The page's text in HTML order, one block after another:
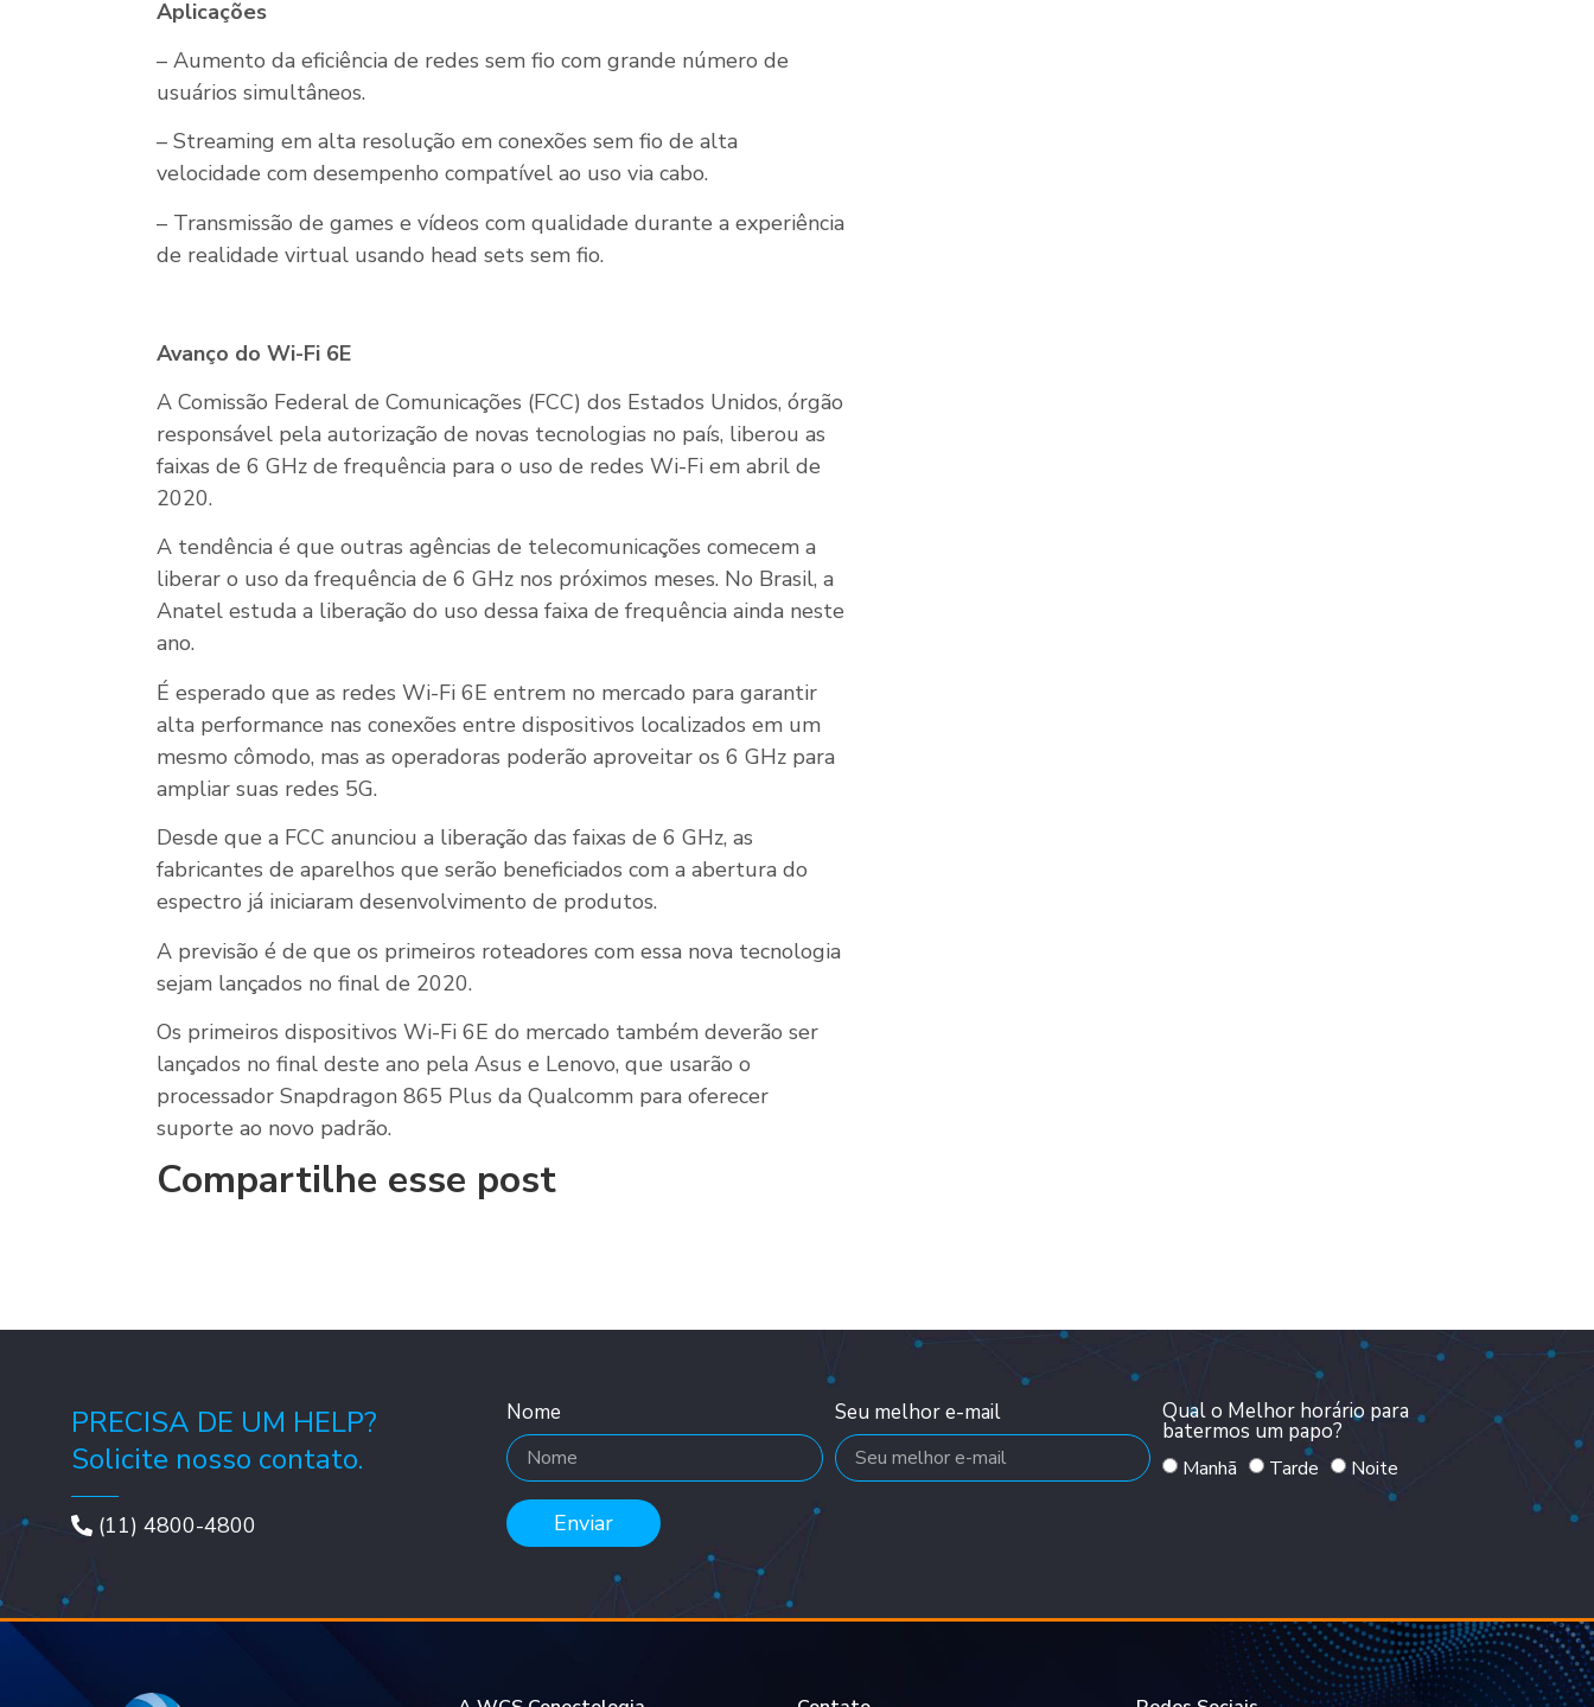
Aplicações
– Aumento da eficiência de redes sem fio com grande número de
usuários simultâneos.
– Streaming em alta resolução em conexões sem fio de alta
velocidade com desempenho compatível ao uso via cabo.
– Transmissão de games e vídeos com qualidade durante a experiência
de realidade virtual usando head sets sem fio.
Avanço do Wi-Fi 6E
A Comissão Federal de Comunicações (FCC) dos Estados Unidos, órgão
responsável pela autorização de novas tecnologias no país, liberou as
faixas de 6 GHz de frequência para o uso de redes Wi-Fi em abril de
2020.
A tendência é que outras agências de telecomunicações comecem a
liberar o uso da frequência de 6 GHz nos próximos meses. No Brasil, a
Anatel estuda a liberação do uso dessa faixa de frequência ainda neste
ano.
É esperado que as redes Wi-Fi 6E entrem no mercado para garantir
alta performance nas conexões entre dispositivos localizados em um
mesmo cômodo, mas as operadoras poderão aproveitar os 6 GHz para
ampliar suas redes 5G.
Desde que a FCC anunciou a liberação das faixas de 6 GHz, as
fabricantes de aparelhos que serão beneficiados com a abertura do
espectro já iniciaram desenvolvimento de produtos.
A previsão é de que os primeiros roteadores com essa nova tecnologia
sejam lançados no final de 2020.
Os primeiros dispositivos Wi-Fi 6E do mercado também deverão ser
lançados no final deste ano pela Asus e Lenovo, que usarão o
processador Snapdragon 865 Plus da Qualcomm para oferecer
suporte ao novo padrão.
Compartilhe esse post
PRECISA DE UM HELP?
Solicite nosso contato.
(11) 4800-4800
Nome Seu melhor e-mail Qual o Melhor horário para
batermos um papo?
Manhã Tarde Noite
Enviar